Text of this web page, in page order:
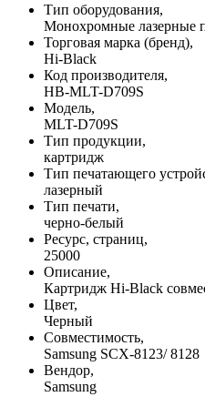
Тип оборудования,
Монохромные
Торговая марка (бренд),
Hi-Black
Код производителя,
HB-MLT-D709S
Модель,
MLT-D709S
Тип продукции,
картридж
Тип печатающего
лазерный
Тип печати,
черно-белый
Ресурс, страниц,
25000
Описание,
Картридж Hi-Black
Цвет,
Черный
Совместимость,
Samsung SCX-8123/ 8128
Вендор,
Samsung